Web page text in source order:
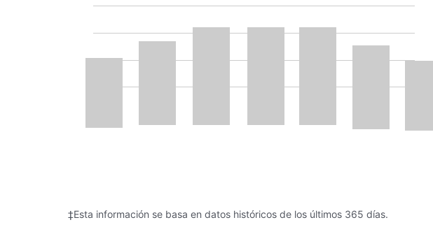
‡Esta información se basa en datos históricos de los últimos 365 días.